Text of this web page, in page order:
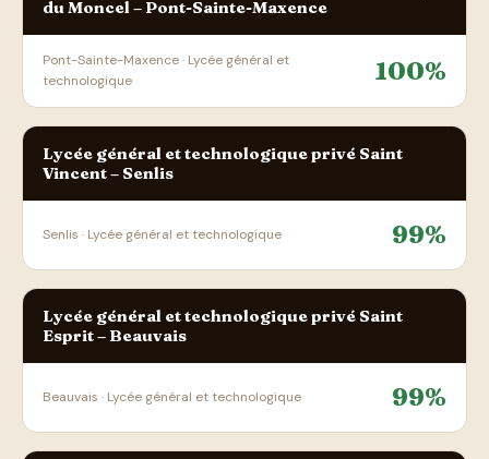
du Moncel – Pont-Sainte-Maxence
Pont-Sainte-Maxence · Lycée général et
technologique
100%
Lycée général et technologique privé Saint
Vincent – Senlis
Senlis · Lycée général et technologique 99%
Lycée général et technologique privé Saint
Esprit – Beauvais
Beauvais · Lycée général et technologique 99%